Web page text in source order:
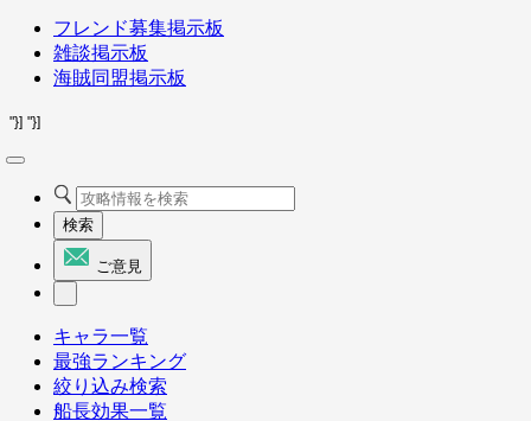
フレンド募集掲示板
雑談掲示板
海賊同盟掲示板
"}] "}]
検索
ご意見
キャラ一覧
最強ランキング
絞り込み検索
船長効果一覧